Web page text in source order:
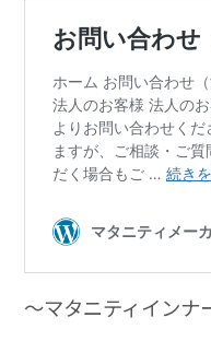
～マタニティインナ